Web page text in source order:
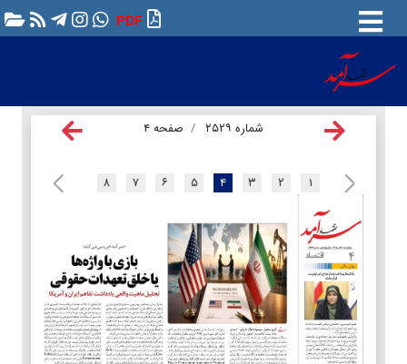
PDF
شماره ۲۵۲۹ صفحه ۴
۱ ۲ ۳ ۴ ۵ ۶ ۷ ۸